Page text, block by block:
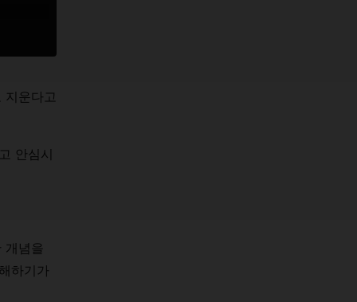
운다고
안심시
념을
하기가